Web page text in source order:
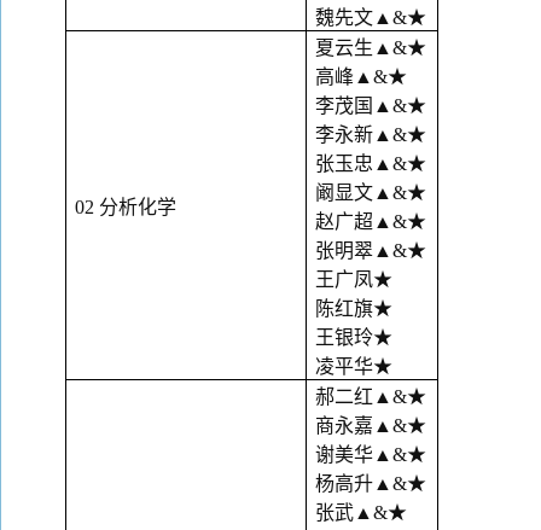
魏先文 ▲&★
02 分析化学
夏云生 ▲&★
高峰 ▲&★
李茂国 ▲&★
李永新 ▲&★
张玉忠 ▲&★
阚显文 ▲&★
赵广超 ▲&★
张明翠 ▲&★
王广凤★
陈红旗★
王银玲★
凌平华★
郝二红 ▲&★
商永嘉 ▲&★
谢美华 ▲&★
杨高升 ▲&★
张武 ▲&★